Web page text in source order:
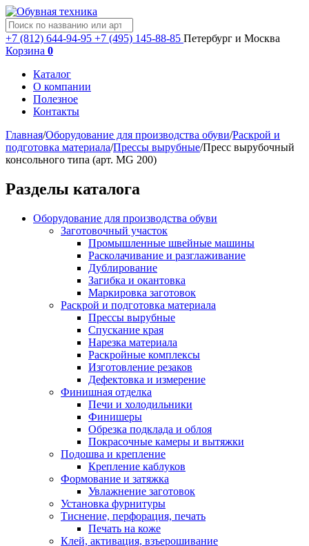
+7 (812) 644-94-95 +7 (495) 145-88-85 Петербург и Москва
Корзина 0
Каталог
О компании
Полезное
Контакты
Главная/Оборудование для производства обуви/Раскрой и
подготовка материала/Прессы вырубные/Пресс вырубочный
консольного типа (арт. MG 200)
Разделы каталога
Оборудование для производства обуви
Заготовочный участок
Промышленные швейные машины
Расколачивание и разглаживание
Дублирование
Загибка и окантовка
Маркировка заготовок
Раскрой и подготовка материала
Прессы вырубные
Спускание края
Нарезка материала
Раскройные комплексы
Изготовление резаков
Дефектовка и измерение
Финишная отделка
Печи и холодильники
Финишеры
Обрезка подклада и облоя
Покрасочные камеры и вытяжки
Подошва и крепление
Крепление каблуков
Формование и затяжка
Увлажнение заготовок
Установка фурнитуры
Тиснение, перфорация, печать
Печать на коже
Клей, активация, взъерошивание